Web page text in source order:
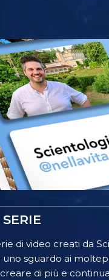
di video creati da
sguardo ai
di più e